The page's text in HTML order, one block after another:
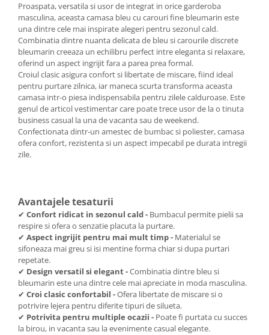
Proaspata, versatila si usor de integrat in orice garderoba
masculina, aceasta camasa bleu cu carouri fine bleumarin este
una dintre cele mai inspirate alegeri pentru sezonul cald.
Combinatia dintre nuanta delicata de bleu si carourile discrete
bleumarin creeaza un echilibru perfect intre eleganta si relaxare,
oferind un aspect ingrijit fara a parea prea formal.
Croiul clasic asigura confort si libertate de miscare, fiind ideal
pentru purtare zilnica, iar maneca scurta transforma aceasta
camasa intr-o piesa indispensabila pentru zilele calduroase. Este
genul de articol vestimentar care poate trece usor de la o tinuta
business casual la una de vacanta sau de weekend.
Confectionata dintr-un amestec de bumbac si poliester, camasa
ofera confort, rezistenta si un aspect impecabil pe durata intregii
zile.
Avantajele tesaturii
✔ Confort ridicat in sezonul cald - Bumbacul permite pielii sa
respire si ofera o senzatie placuta la purtare.
✔ Aspect ingrijit pentru mai mult timp - Materialul se
sifoneaza mai greu si isi mentine forma chiar si dupa purtari
repetate.
✔ Design versatil si elegant -Combinatia dintre bleu si
bleumarin este una dintre cele mai apreciate in moda masculina.
✔ Croi clasic confortabil -Ofera libertate de miscare si o
potrivire lejera pentru diferite tipuri de silueta.
✔ Potrivita pentru multiple ocazii - Poate fi purtata cu succes
la birou, in vacanta sau la evenimente casual elegante.